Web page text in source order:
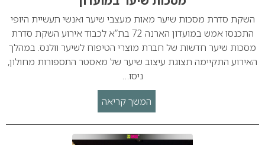
השקת סדרת מסכות שיער מאות מעצבי שיער ואנשי תעשיית היופי
התכנסו אמש במועדון הארנה 72 בת”א לכבוד אירוע השקת סדרת
מסכות שיער חדשות של חברת מוצרי הטיפוח לשיער וולנס. במהלך
האירוע התקיימה תצוגת עיצוב שיער של מאסטר התספורות מחולון,
ניסו…
המשך קריאה